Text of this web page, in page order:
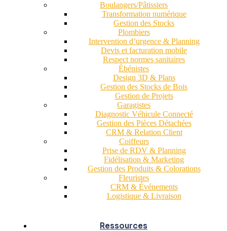
Boulangers/Pâtissiers
Transformation numérique
Gestion des Stocks
Plombiers
Intervention d’urgence & Planning
Devis et facturation mobile
Respect normes sanitaires
Ébénistes
Design 3D & Plans
Gestion des Stocks de Bois
Gestion de Projets
Garagistes
Diagnostic Véhicule Connecté
Gestion des Pièces Détachées
CRM & Relation Client
Coiffeurs
Prise de RDV & Planning
Fidélisation & Marketing
Gestion des Produits & Colorations
Fleuristes
CRM & Événements
Logistique & Livraison
Ressources